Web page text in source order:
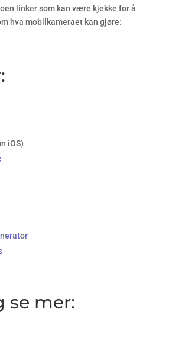
linker som kan være kjekke for å
hva mobilkameraet kan gjøre:
iOS)
se mer: